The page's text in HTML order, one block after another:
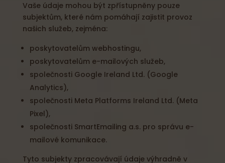
Vaše údaje mohou být zpřístupněny pouze
subjektům, které nám pomáhají zajistit provoz
našich služeb, zejména:
poskytovatelům webhostingu,
poskytovatelům e-mailových služeb,
společnosti Google Ireland Ltd. (Google
Analytics),
společnosti Meta Platforms Ireland Ltd. (Meta
Pixel),
společnosti SmartEmailing a.s. pro správu e-
mailové komunikace.
Tyto subjekty zpracovávají údaje výhradně v